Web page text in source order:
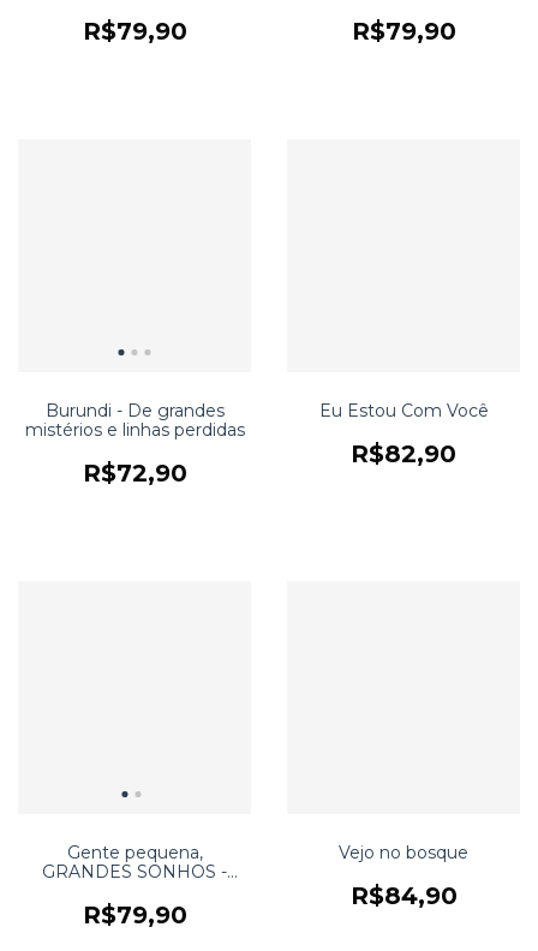
R$79,90 R$79,90
Burundi - De grandes
mistérios e linhas perdidas
R$72,90
Eu Estou Com Você
R$82,90
Gente pequena,
GRANDES SONHOS -
R$79,90
Vejo no bosque
R$84,90